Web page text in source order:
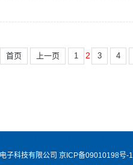
首页 上一页 1 2 3 4
子科技有限公司 京ICP备09010198号-1